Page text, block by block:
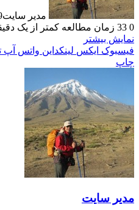
مدیر سایت 2019-07-24
زمان مطالعه کمتر از یک دقیقه
بیشتر
ایکس لینکداین واتس آپ تلگرام
سایت